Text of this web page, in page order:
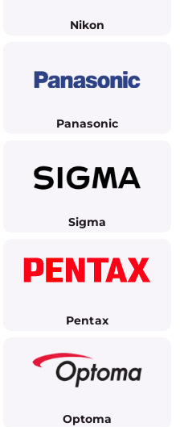
Nikon
Panasonic
Sigma
Pentax
Optoma